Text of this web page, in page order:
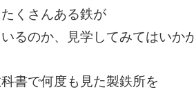
くさんある鉄が
るのか、見学してみてはいか
書で何度も見た製鉄所を